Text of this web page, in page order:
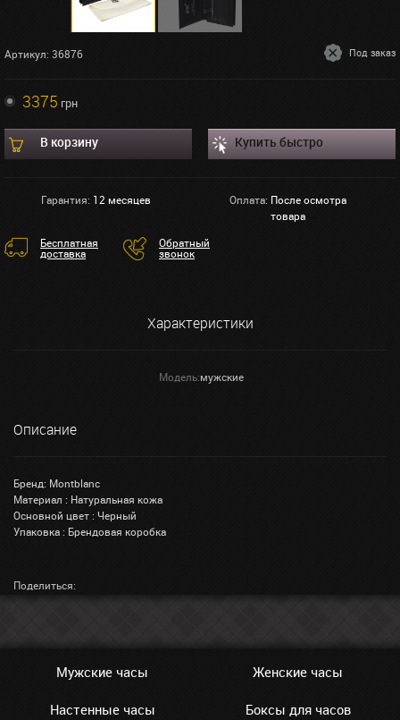
Артикул: 36876 Под заказ
3375 грн
В корзину Купить быстро
Гарантия: 12 месяцев Оплата: После осмотра
товара
Бесплатная
доставка
Обратный
звонок
Характеристики
Модель:мужские
Описание
Бренд: Montblanc
Материал : Натуральная кожа
Основной цвет : Черный
Упаковка : Брендовая коробка
Поделиться:
Мужские часы Женские часы
Настенные часы Боксы для часов